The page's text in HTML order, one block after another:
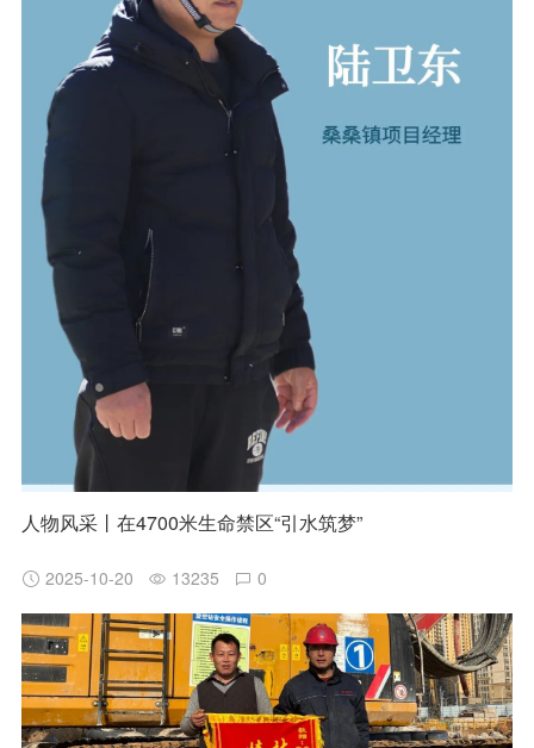
人物风采丨在4700米生命禁区“引水筑梦”
2025-10-20 13235 0